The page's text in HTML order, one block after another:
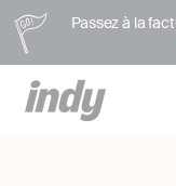
Passez à la